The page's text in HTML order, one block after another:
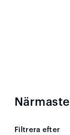
Filtrera efter